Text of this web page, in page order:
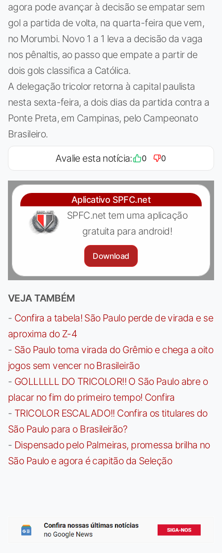
agora pode avançar à decisão se empatar sem
gol a partida de volta, na quarta-feira que vem,
no Morumbi. Novo 1 a 1 leva a decisão da vaga
nos pênaltis, ao passo que empate a partir de
dois gols classifica a Católica.
A delegação tricolor retorna à capital paulista
nesta sexta-feira, a dois dias da partida contra a
Ponte Preta, em Campinas, pelo Campeonato
Brasileiro.
Avalie esta notícia: 0 0
Aplicativo SPFC.net
SPFC.net tem uma aplicação
gratuita para android!
Download
VEJA TAMBÉM
- Confira a tabela! São Paulo perde de virada e se
aproxima do Z-4
- São Paulo toma virada do Grêmio e chega a oito
jogos sem vencer no Brasileirão
- GOLLLLLL DO TRICOLOR!! O São Paulo abre o
placar no fim do primeiro tempo! Confira
- TRICOLOR ESCALADO!! Confira os titulares do
São Paulo para o Brasileirão?
- Dispensado pelo Palmeiras, promessa brilha no
São Paulo e agora é capitão da Seleção